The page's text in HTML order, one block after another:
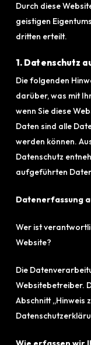
Durch diese
geistigen
dritten erteilt.
1. Datenschutz
Die folgenden
darüber, was mit
wenn Sie diese
Daten sind alle
werden können.
Datenschutz
aufgeführten
Datenerfassung
Wer ist
Website?
Die
Websitebetreiber.
Abschnitt „Hinweis